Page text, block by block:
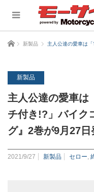
ホーム 新製品 主人公達の愛車は
新製品
主人公達の愛車は
チ付き!?」バイク
グ』2巻が9月27日
2021/9/27 新製品 セロー